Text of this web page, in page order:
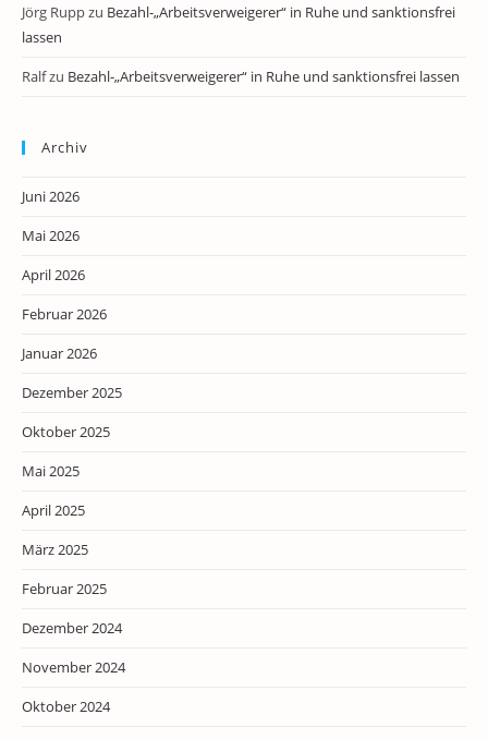
Jörg Ruppzu Bezahl-„Arbeitsverweigerer“ in Ruhe und sanktionsfrei
lassen
Ralfzu Bezahl-„Arbeitsverweigerer“ in Ruhe und sanktionsfrei lassen
Archiv
Juni 2026
Mai 2026
April 2026
Februar 2026
Januar 2026
Dezember 2025
Oktober 2025
Mai 2025
April 2025
März 2025
Februar 2025
Dezember 2024
November 2024
Oktober 2024